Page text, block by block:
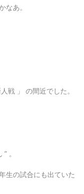
なあ。
戦 」 の間近でした。
。
生の試合にも出ていた